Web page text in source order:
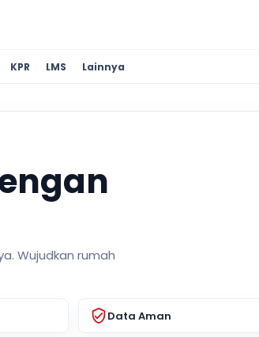
KPR LMS Lainnya
Wujudkan rumah
Data Aman